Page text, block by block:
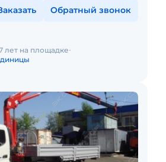
Обратный звонок
лет на площадке